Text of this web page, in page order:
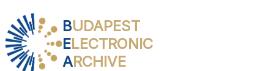
BUDAPEST
ELECTRONIC
ARCHIVE